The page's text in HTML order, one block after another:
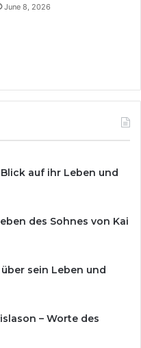
June 8, 2026
auf ihr Leben und
des Sohnes von Kai
sein Leben und
– Worte des